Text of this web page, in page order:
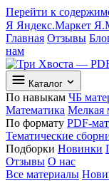
Перейти к
Я Яндекс.Маркет
Главная Отзывы
нам
Каталог
По навыкам ЧБ
Математика Мелкая
По формату PDF-
Тематические
Подборки Новинки
Отзывы О нас
Все материалы